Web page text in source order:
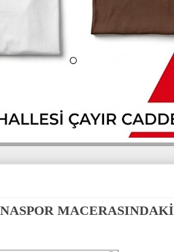
MACERASINDAKİ